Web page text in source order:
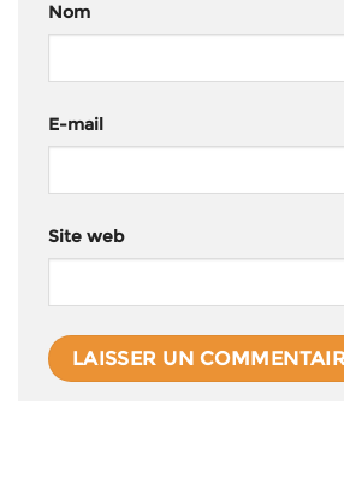
Nom
E-mail
Site web